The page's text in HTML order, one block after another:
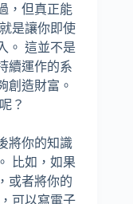
，但真正能
是讓你即使
。 這並不是
續運作的系
創造財富。
？
將你的知識
比如，如果
或者將你的
可以寫電子